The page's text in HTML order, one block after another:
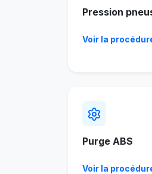
Pression
Voir la
Purge ABS
Voir la